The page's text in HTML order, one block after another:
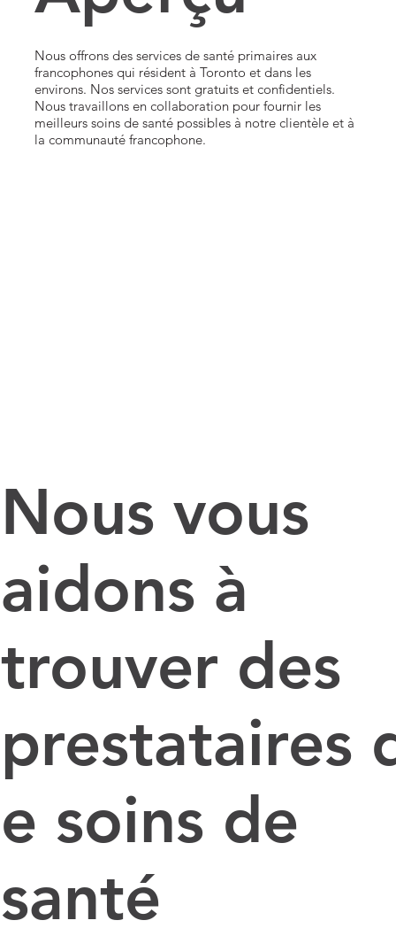
Nous vous
aidons à
trouver des
prestataires
e soins de
santé
Nous offrons des services de santé primaires aux
francophones qui résident à Toronto et dans les
environs. Nos services sont gratuits et confidentiels.
Nous travaillons en collaboration pour fournir les
meilleurs soins de santé possibles à notre clientèle et à
la communauté francophone.